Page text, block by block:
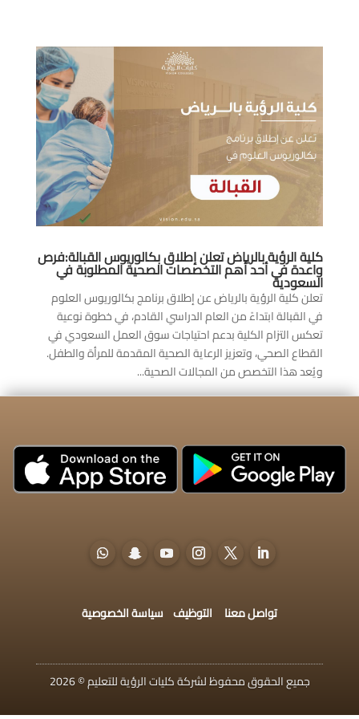
كلية الرؤية بالرياض تعلن إطلاق بكالوريوس القبالة:فرص
واعدة في أحد أهم التخصصات الصحية المطلوبة في
السعودية
تعلن كلية الرؤية بالرياض عن إطلاق برنامج بكالوريوس العلوم
في القبالة ابتداءً من العام الدراسي القادم، في خطوة نوعية
تعكس التزام الكلية بدعم احتياجات سوق العمل السعودي في
القطاع الصحي، وتعزيز الرعاية الصحية المقدمة للمرأة والطفل.
ويُعد هذا التخصص من المجالات الصحية...
تواصل معنا التوظيف سياسة الخصوصية
جميع الحقوق محفوظ لشركة كليات الرؤية للتعليم © 2026